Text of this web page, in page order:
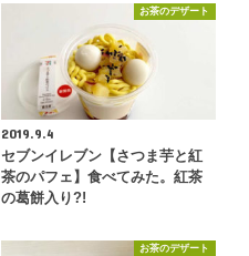
お茶のデザート
2019.9.4
セブンイレブン【さつま芋と紅
茶のパフェ】食べてみた。紅茶
の葛餅入り?!
お茶のデザート